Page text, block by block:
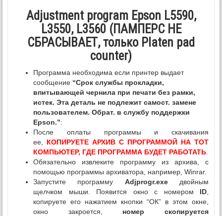
Adjustment program Epson L5590,
L3550, L3560 (ПАМПЕРС НЕ
СБРАСЫВАЕТ, только Platen pad
counter)
Программа необходима если принтер выдает
сообщение “Срок службы прокладки,
впитывающей чернила при печати без рамки,
истек. Эта деталь не подлежит самост. замене
пользователем. Обрат. в службу поддержки
Epson.”:
После оплаты программы и скачивания
ее, КОПИРУЕТЕ АРХИВ С ПРОГРАММОЙ НА ТОТ
КОМПЬЮТЕР, ГДЕ ПРОГРАММА БУДЕТ РАБОТАТЬ
Обязательно извлеките программу из архива, с
помощью программы архиватора, например, Winrar.
Запустите программу Adjprogr.exeдвойным
щелчком мыши. Появится окно с номером ID
копируете его нажатием кнопки “ОК” в этом окне,
окно закроется, номер скопируется